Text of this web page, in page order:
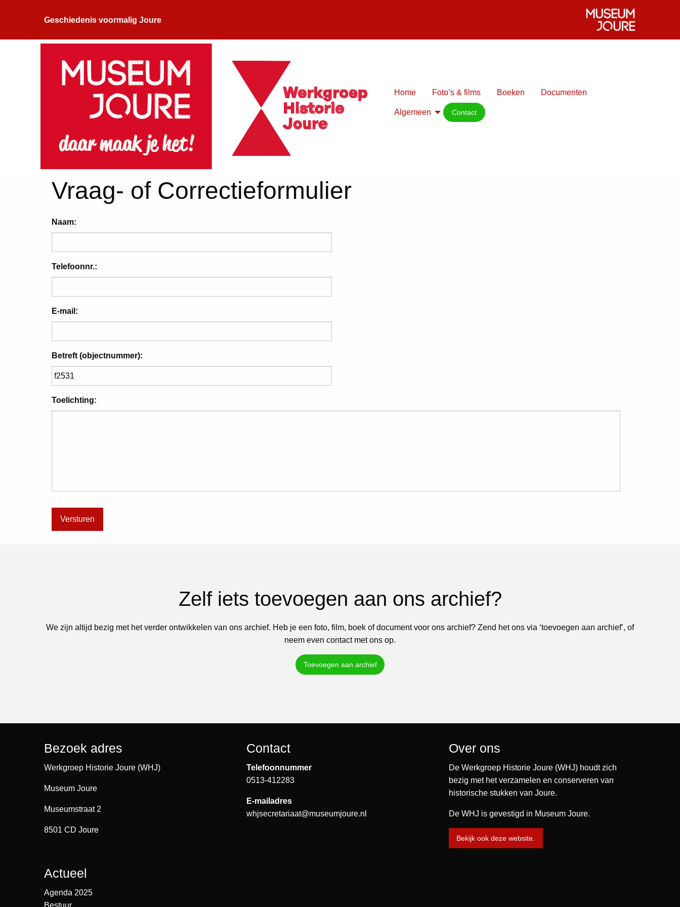
Geschiedenis voormalig Joure
Home Foto’s & films Boeken Documenten
Algemeen Contact
Vraag- of Correctieformulier
Naam:
Telefoonnr.:
E-mail:
Betreft (objectnummer):
Toelichting:
Zelf iets toevoegen aan ons archief?
We zijn altijd bezig met het verder ontwikkelen van ons archief. Heb je een foto, film, boek of document voor ons archief? Zend het ons via ‘toevoegen aan archief’, of
neem even contact met ons op.
Toevoegen aan archief
Bezoek adres
Werkgroep Historie Joure (WHJ)
Museum Joure
Museumstraat 2
8501 CD Joure
Contact
Telefoonnummer
0513-412283
E-mailadres
whjsecretariaat@museumjoure.nl
Over ons
De Werkgroep Historie Joure (WHJ) houdt zich
bezig met het verzamelen en conserveren van
historische stukken van Joure.
De WHJ is gevestigd in Museum Joure.
Bekijk ook deze website.
Actueel
Agenda 2025